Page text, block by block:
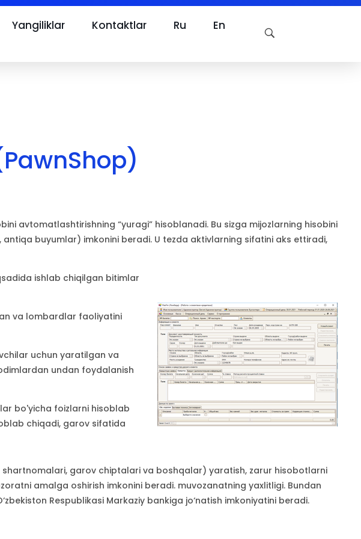
Yangiliklar Kontaktlar Ru
En
avtomatlashtirishning “yuragi” hisoblanadi. Bu sizga mijozlarning hisobini
buyumlar) imkonini beradi. U tezda aktivlarning sifatini aks ettiradi,
ishlab chiqilgan bitimlar
va lombardlar faoliyatini
uchun yaratilgan va
undan foydalanish
bo'yicha foizlarni hisoblab
chiqadi, garov sifatida
garov chiptalari va boshqalar) yaratish, zarur hisobotlarni
amalga oshirish imkonini beradi. muvozanatning yaxlitligi. Bundan
Respublikasi Markaziy bankiga jo‘natish imkoniyatini beradi.